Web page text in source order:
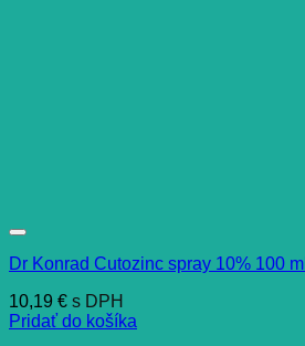
Dr Konrad Cutozinc spray 10% 100 ml
10,19 € s DPH
Pridať do košíka